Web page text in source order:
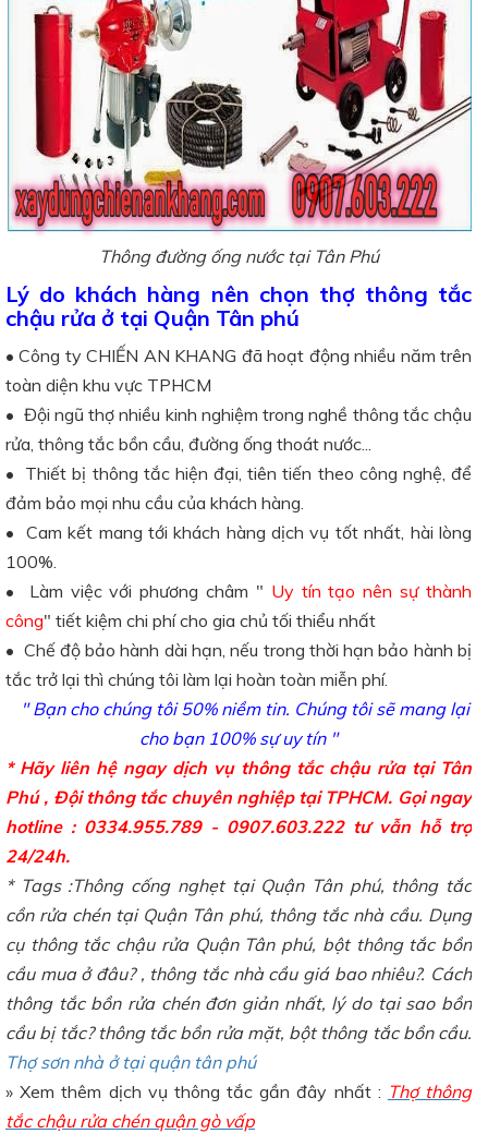
Thông đường ống nước tại Tân Phú
Lý do khách hàng nên chọn thợ thông tắc
chậu rửa ở tại Quận Tân phú
• Công ty CHIẾN AN KHANG đã hoạt động nhiều năm trên
toàn diện khu vực TPHCM
• Đội ngũ thợ nhiều kinh nghiệm trong nghề thông tắc chậu
rửa, thông tắc bồn cầu, đường ống thoát nước...
• Thiết bị thông tắc hiện đại, tiên tiến theo công nghệ, để
đảm bảo mọi nhu cầu của khách hàng.
• Cam kết mang tới khách hàng dịch vụ tốt nhất, hài lòng
100%.
• Làm việc với phương châm " Uy tín tạo nên sự thành
công" tiết kiệm chi phí cho gia chủ tối thiểu nhất
• Chế độ bảo hành dài hạn, nếu trong thời hạn bảo hành bị
tắc trở lại thì chúng tôi làm lại hoàn toàn miễn phí.
" Bạn cho chúng tôi 50% niềm tin. Chúng tôi sẽ mang lại
cho bạn 100% sự uy tín "
* Hãy liên hệ ngay dịch vụ thông tắc chậu rửa tại Tân
Phú , Đội thông tắc chuyên nghiệp tại TPHCM. Gọi ngay
hotline : 0334.955.789 - 0907.603.222 tư vẫn hỗ trợ
24/24h.
* Tags :Thông cống nghẹt tại Quận Tân phú, thông tắc
cồn rửa chén tại Quận Tân phú, thông tắc nhà cầu. Dụng
cụ thông tắc chậu rửa Quận Tân phú, bột thông tắc bồn
cầu mua ở đâu? , thông tắc nhà cầu giá bao nhiêu?. Cách
thông tắc bồn rửa chén đơn giản nhất, lý do tại sao bồn
cầu bị tắc? thông tắc bồn rửa mặt, bột thông tắc bồn cầu.
Thợ sơn nhà ở tại quận tân phú
» Xem thêm dịch vụ thông tắc gần đây nhất : Thợ thông
tắc chậu rửa chén quận gò vấp